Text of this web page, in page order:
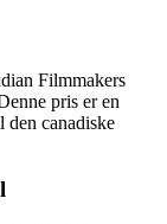
Filmmakers
pris er en
den canadiske